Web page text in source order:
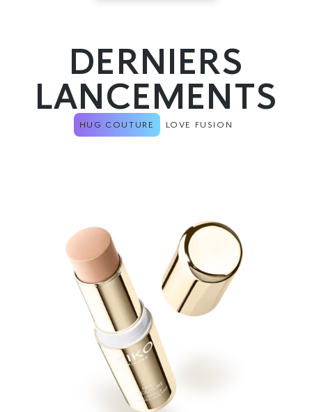
DERNIERS
LANCEMENTS
HUG COUTURE LOVE FUSION